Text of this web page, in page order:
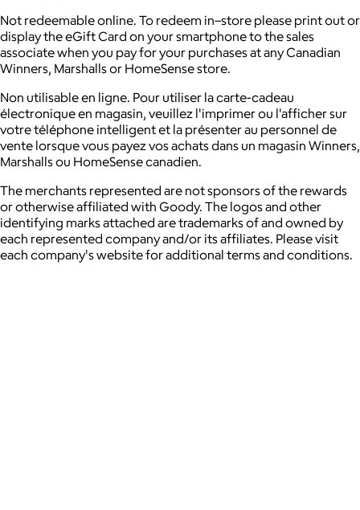
Not redeemable online. To redeem in–store please print out or
display the eGift Card on your smartphone to the sales
associate when you pay for your purchases at any Canadian
Winners, Marshalls or HomeSense store.
Non utilisable en ligne. Pour utiliser la carte-cadeau
électronique en magasin, veuillez l'imprimer ou l'afficher sur
votre téléphone intelligent et la présenter au personnel de
vente lorsque vous payez vos achats dans un magasin Winners,
Marshalls ou HomeSense canadien.
The merchants represented are not sponsors of the rewards
or otherwise affiliated with Goody. The logos and other
identifying marks attached are trademarks of and owned by
each represented company and/or its affiliates. Please visit
each company's website for additional terms and conditions.